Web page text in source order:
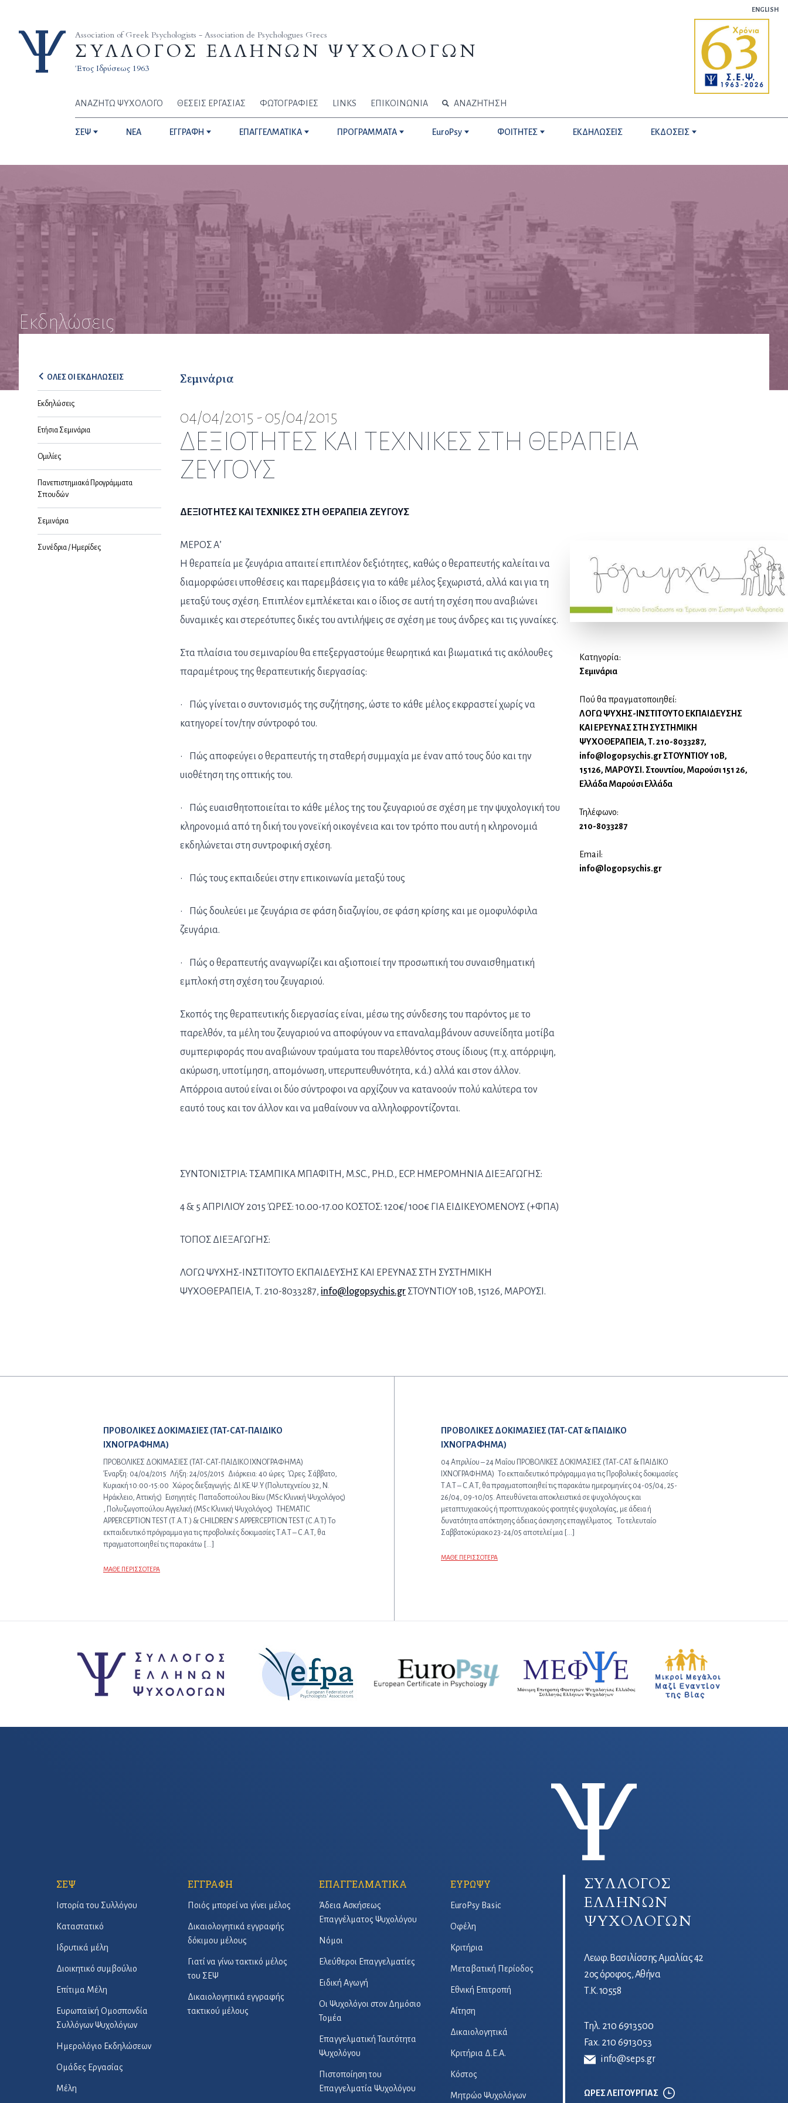
ENGLISH
Association of Greek Psychologists - Association de Psychologues Grecs
ΣΥΛΛΟΓΟΣ ΕΛΛΗΝΩΝ ΨΥΧΟΛΟΓΩΝ
Έτος Ιδρύσεως 1963
ΑΝΑΖΗΤΩ ΨΥΧΟΛΟΓΟ ΘΕΣΕΙΣ ΕΡΓΑΣΙΑΣ ΦΩΤΟΓΡΑΦΙΕΣ LINKS ΕΠΙΚΟΙΝΩΝΙΑ ΑΝΑΖΗΤΗΣΗ
ΣΕΨ NEA ΕΓΓΡΑΦΗ ΕΠΑΓΓΕΛΜΑΤΙΚΑ ΠΡΟΓΡΑΜΜΑΤΑ EuroPsy ΦΟΙΤΗΤΕΣ ΕΚΔΗΛΩΣΕΙΣ ΕΚΔΟΣΕΙΣ
Εκδηλώσεις
ΟΛΕΣ ΟΙ ΕΚΔΗΛΩΣΕΙΣ
Εκδηλώσεις
Ετήσια Σεμινάρια
Ομιλίες
Πανεπιστημιακά Προγράμματα
Σπουδών
Σεμινάρια
Συνέδρια / Ημερίδες
Σεμινάρια
04/04/2015 - 05/04/2015
ΔΕΞΙΟΤΗΤΕΣ ΚΑΙ ΤΕΧΝΙΚΕΣ ΣΤΗ ΘΕΡΑΠΕΙΑ
ΖΕΥΓΟΥΣ
ΔΕΞΙΟΤΗΤΕΣ ΚΑΙ ΤΕΧΝΙΚΕΣ ΣΤΗ ΘΕΡΑΠΕΙΑ ΖΕΥΓΟΥΣ
ΜΕΡΟΣ Α’
Η θεραπεία με ζευγάρια απαιτεί επιπλέον δεξιότητες, καθώς ο θεραπευτής καλείται να
διαμορφώσει υποθέσεις και παρεμβάσεις για το κάθε μέλος ξεχωριστά, αλλά και για τη
μεταξύ τους σχέση. Επιπλέον εμπλέκεται και ο ίδιος σε αυτή τη σχέση που αναβιώνει
δυναμικές και στερεότυπες δικές του αντιλήψεις σε σχέση με τους άνδρες και τις γυναίκες.
Στα πλαίσια του σεμιναρίου θα επεξεργαστούμε θεωρητικά και βιωματικά τις ακόλουθες
παραμέτρους της θεραπευτικής διεργασίας:
• Πώς γίνεται ο συντονισμός της συζήτησης, ώστε το κάθε μέλος εκφραστεί χωρίς να
κατηγορεί τον/την σύντροφό του.
• Πώς αποφεύγει ο θεραπευτής τη σταθερή συμμαχία με έναν από τους δύο και την
υιοθέτηση της οπτικής του.
• Πώς ευαισθητοποιείται το κάθε μέλος της του ζευγαριού σε σχέση με την ψυχολογική του
κληρονομιά από τη δική του γονεϊκή οικογένεια και τον τρόπο που αυτή η κληρονομιά
εκδηλώνεται στη συντροφική σχέση.
• Πώς τους εκπαιδεύει στην επικοινωνία μεταξύ τους
• Πώς δουλεύει με ζευγάρια σε φάση διαζυγίου, σε φάση κρίσης και με ομοφυλόφιλα
ζευγάρια.
• Πώς ο θεραπευτής αναγνωρίζει και αξιοποιεί την προσωπική του συναισθηματική
εμπλοκή στη σχέση του ζευγαριού.
Σκοπός της θεραπευτικής διεργασίας είναι, μέσω της σύνδεσης του παρόντος με το
παρελθόν, τα μέλη του ζευγαριού να αποφύγουν να επαναλαμβάνουν ασυνείδητα μοτίβα
συμπεριφοράς που αναβιώνουν τραύματα του παρελθόντος στους ίδιους (π.χ. απόρριψη,
ακύρωση, υποτίμηση, απομόνωση, υπερυπευθυνότητα, κ.ά.) αλλά και στον άλλον.
Απόρροια αυτού είναι οι δύο σύντροφοι να αρχίζουν να κατανοούν πολύ καλύτερα τον
εαυτό τους και τον άλλον και να μαθαίνουν να αλληλοφροντίζονται.
ΣΥΝΤΟΝΙΣΤΡΙΑ: ΤΣΑΜΠΙΚΑ ΜΠΑΦΙΤΗ, M.SC., PH.D., ECP. ΗΜΕΡΟΜΗΝΙΑ ΔΙΕΞΑΓΩΓΗΣ:
4 & 5 ΑΠΡΙΛΙΟΥ 2015 ΏΡΕΣ: 10.00-17.00 ΚΟΣΤΟΣ: 120€/ 100€ ΓΙΑ ΕΙΔΙΚΕΥΟΜΕΝΟΥΣ (+ΦΠΑ)
ΤΟΠΟΣ ΔΙΕΞΑΓΩΓΗΣ:
ΛΟΓΩ ΨΥΧΗΣ-ΙΝΣΤΙΤΟΥΤΟ ΕΚΠΑΙΔΕΥΣΗΣ ΚΑΙ ΕΡΕΥΝΑΣ ΣΤΗ ΣΥΣΤΗΜΙΚΗ
ΨΥΧΟΘΕΡΑΠΕΙΑ, Τ. 210-8033287, info@logopsychis.gr ΣΤΟΥΝΤΙΟΥ 10Β, 15126, ΜΑΡΟΥΣΙ.
Κατηγορία:
Σεμινάρια
Πού θα πραγματοποιηθεί:
ΛΟΓΩ ΨΥΧΗΣ-ΙΝΣΤΙΤΟΥΤΟ ΕΚΠΑΙΔΕΥΣΗΣ
ΚΑΙ ΕΡΕΥΝΑΣ ΣΤΗ ΣΥΣΤΗΜΙΚΗ
ΨΥΧΟΘΕΡΑΠΕΙΑ, Τ. 210-8033287,
info@logopsychis.gr ΣΤΟΥΝΤΙΟΥ 10Β,
15126, ΜΑΡΟΥΣΙ. Στουντίου, Μαρούσι 151 26,
Ελλάδα Μαρούσι Ελλάδα
Τηλέφωνο:
210-8033287
Email:
info@logopsychis.gr
Προηγούμενο άρθρο:
ΠΡΟΒΟΛΙΚΕΣ ΔΟΚΙΜΑΣΙΕΣ (TAT-CAT-ΠΑΙΔΙΚΟ
ΙΧΝΟΓΡΑΦΗΜΑ)
ΠΡΟΒΟΛΙΚΕΣ ΔΟΚΙΜΑΣΙΕΣ (TAT-CAT-ΠΑΙΔΙΚΟ ΙΧΝΟΓΡΑΦΗΜΑ)
Έναρξη: 04/04/2015 Λήξη: 24/05/2015 Διάρκεια: 40 ώρες Ώρες: Σάββατο,
Κυριακή 10:00-15:00 Χώρος διεξαγωγής: ΔΙ.ΚΕ.Ψ.Υ (Πολυτεχνείου 32, Ν.
Ηράκλειο, Αττικής) Εισηγητές: Παπαδοπούλου Βίκυ (MSc Κλινική Ψυχολόγος)
, Πολυζωγοπούλου Αγγελική (MSc Κλινική Ψυχολόγος) THEMATIC
APPERCEPTION TEST (Τ.Α.Τ.) & CHILDREN’ S APPERCEPTION TEST (C.A.T) Το
εκπαιδευτικό πρόγραμμα για τις προβολικές δοκιμασίες T.A.T – C.A.T, θα
πραγματοποιηθεί τις παρακάτω […]
ΜΑΘΕ ΠΕΡΙΣΣΟΤΕΡΑ
Επόμενο άρθρο:
ΠΡΟΒΟΛΙΚΕΣ ΔΟΚΙΜΑΣΙΕΣ (TAT-CAT & ΠΑΙΔΙΚΟ
ΙΧΝΟΓΡΑΦΗΜΑ)
04 Απριλίου – 24 Μαΐου ΠΡΟΒΟΛΙΚΕΣ ΔΟΚΙΜΑΣΙΕΣ (TAT-CAT & ΠΑΙΔΙΚΟ
ΙΧΝΟΓΡΑΦΗΜΑ) Το εκπαιδευτικό πρόγραμμα για τις Προβολικές δοκιμασίες
T.A.T – C.A.T, θα πραγματοποιηθεί τις παρακάτω ημερομηνίες 04-05/04, 25-
26/04, 09-10/05. Απευθύνεται αποκλειστικά σε ψυχολόγους και
μεταπτυχιακούς ή προπτυχιακούς φοιτητές ψυχολογίας, με άδεια ή
δυνατότητα απόκτησης άδειας άσκησης επαγγέλματος. Το τελευταίο
Σαββατοκύριακο 23-24/05 αποτελεί μια […]
ΜΑΘΕ ΠΕΡΙΣΣΟΤΕΡΑ
ΣΥΛΛΟΓΟΣ
ΕΛΛΗΝΩΝ
ΨΥΧΟΛΟΓΩΝ
Λεωφ. Βασιλίσσης Αμαλίας 42
2ος όροφος, Αθήνα
Τ.Κ. 10558
Τηλ. 210 6913500
Fax. 210 6913053
info@seps.gr
ΩΡΕΣ ΛΕΙΤΟΥΡΓΙΑΣ
ΣΕΨ
Ιστορία του Συλλόγου
Καταστατικό
Ιδρυτικά μέλη
Διοικητικό συμβούλιο
Επίτιμα Μέλη
Ευρωπαϊκή Ομοσπονδία
Συλλόγων Ψυχολόγων
Ημερολόγιο Εκδηλώσεων
Ομάδες Εργασίας
Μέλη
ΕΓΓΡΑΦΗ
Ποιός μπορεί να γίνει μέλος
Δικαιολογητικά εγγραφής
δόκιμου μέλους
Γιατί να γίνω τακτικό μέλος
του ΣΕΨ
Δικαιολογητικά εγγραφής
τακτικού μέλους
ΕΠΑΓΓΕΛΜΑΤΙΚΑ
Άδεια Ασκήσεως
Επαγγέλματος Ψυχολόγου
Νόμοι
Ελεύθεροι Επαγγελματίες
Ειδική Αγωγή
Οι Ψυχολόγοι στον Δημόσιο
Τομέα
Επαγγελματική Ταυτότητα
Ψυχολόγου
Πιστοποίηση του
Επαγγελματία Ψυχολόγου
ΕΥΡΩΨΥ
EuroPsy Basic
Οφέλη
Κριτήρια
Μεταβατική Περίοδος
Εθνική Επιτροπή
Αίτηση
Δικαιολογητικά
Κριτήρια Δ.Ε.Α.
Κόστος
Μητρώο Ψυχολόγων